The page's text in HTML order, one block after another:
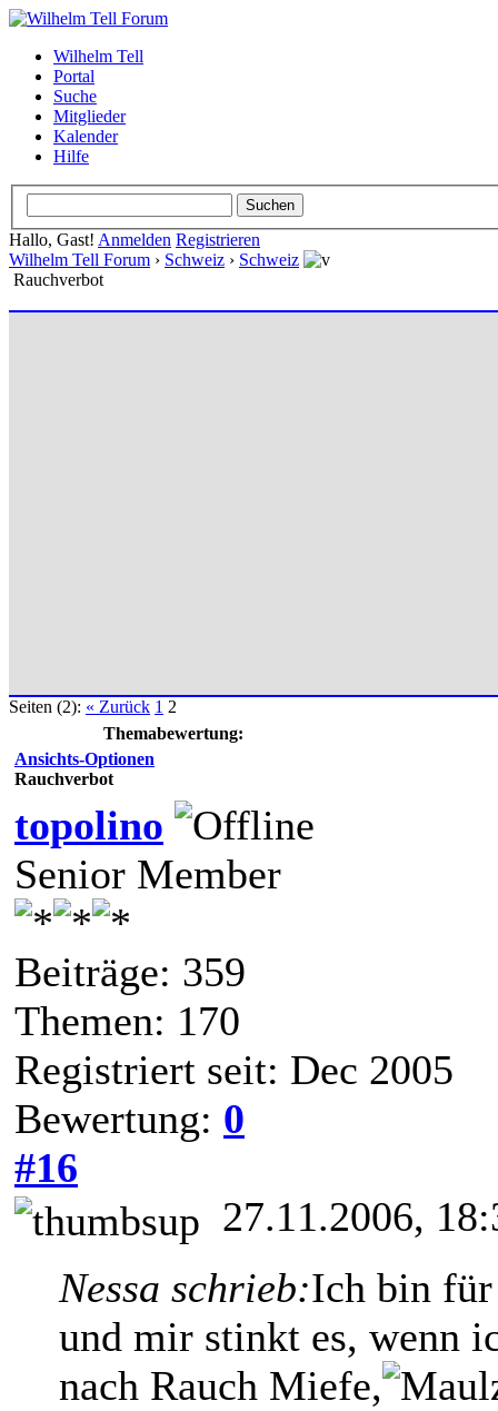
Wilhelm Tell
Portal
Suche
Mitglieder
Kalender
Hilfe
Hallo, Gast! Anmelden Registrieren
Wilhelm Tell Forum › Schweiz › Schweiz
Rauchverbot
Seiten (2): « Zurück 1 2
Themabewertung:
Ansichts-Optionen
Rauchverbot
topolino
Senior Member
Beiträge: 359
Themen: 170
Registriert seit: Dec 2005
Bewertung: 0
#16
27.11.2006,
Nessa schrieb:Ich bin
und mir stinkt es, wenn
nach Rauch Miefe,